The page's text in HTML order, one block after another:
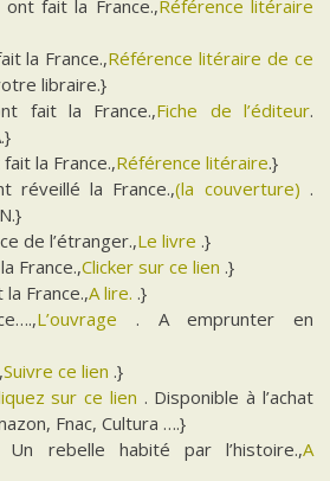
ont fait la France.,Référence litéraire
la France.,Référence litéraire de ce
libraire.}
fait la France.,Fiche de l’éditeur.
la France.,Référence litéraire.}
réveillé la France.,(la couverture) .
de l’étranger.,Le livre .}
France.,Clicker sur ce lien .}
France.,A lire. .}
L’ouvrage . A emprunter en
Suivre ce lien .}
sur ce lien . Disponible à l’achat
Fnac, Cultura ….}
Un rebelle habité par l’histoire.,A